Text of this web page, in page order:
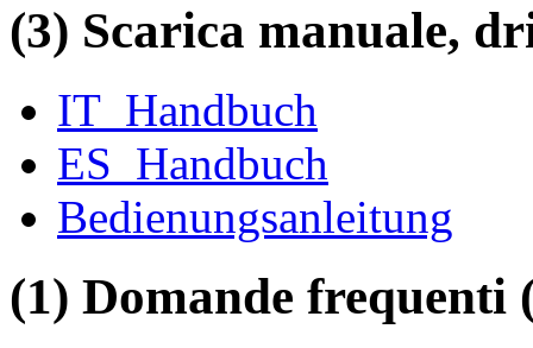
(3) Scarica manuale,
IT_Handbuch
ES_Handbuch
Bedienungsanleitung
(1) Domande